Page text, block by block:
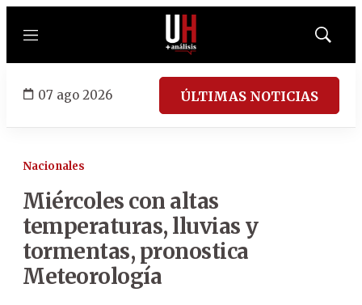
Menú
Mostrar
07 ago 2026 ÚLTIMAS NOTICIAS
Nacionales
Miércoles con altas
temperaturas, lluvias y
tormentas, pronostica
Meteorología